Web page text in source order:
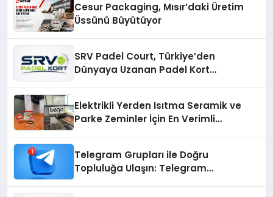
Cesur Packaging, Mısır’daki Üretim
Üssünü Büyütüyor
SRV Padel Court, Türkiye’den
Dünyaya Uzanan Padel Kort
Elektrikli Yerden Isıtma Seramik ve
Parke Zeminler İçin En Verimli
Telegram Grupları ile Doğru
Topluluğa Ulaşın: Telegram